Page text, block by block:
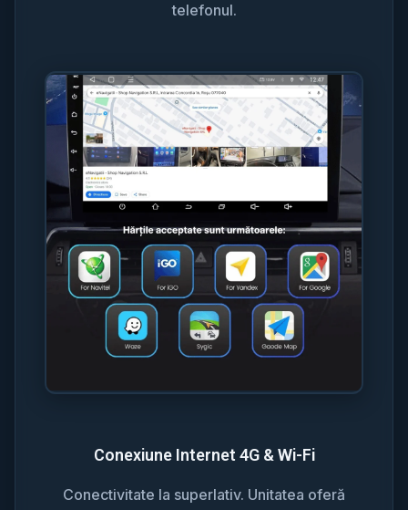
telefonul.
Conexiune Internet 4G & Wi-Fi
Conectivitate la superlativ. Unitatea oferă